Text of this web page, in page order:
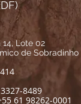
Lote 02
de Sobradinho
8489
61 98262-0001